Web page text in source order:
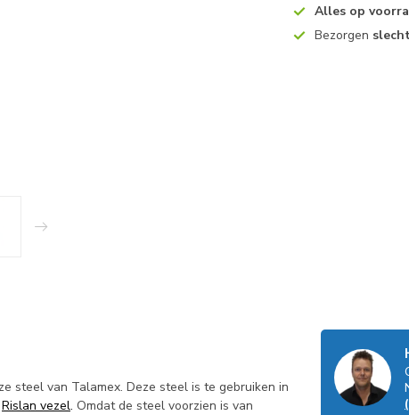
Alles op
Bezorgen
steel van Talamex. Deze steel is te gebruiken in
Rislan vezel. Omdat de steel voorzien is van